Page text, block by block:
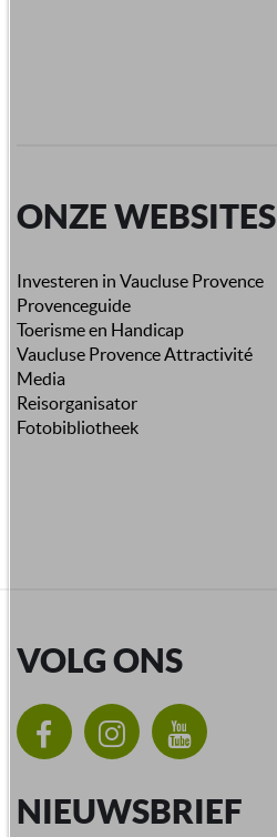
ONZE WEBSITES
Investeren in Vaucluse Provence
Provenceguide
Toerisme en Handicap
Vaucluse Provence Attractivité
Media
Reisorganisator
Fotobibliotheek
VOLG ONS
NIEUWSBRIEF